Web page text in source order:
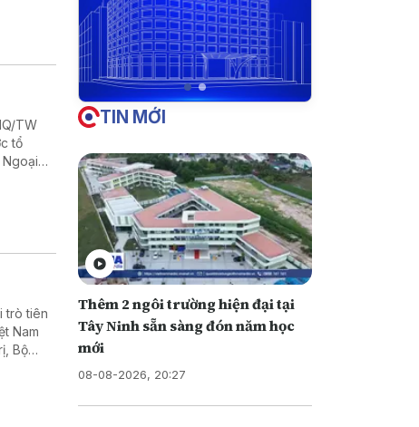
TW
tổ
trò tiên
Nam
Bộ
TIN MỚI
Thêm 2 ngôi trường hiện đại tại
Tây Ninh sẵn sàng đón năm học
mới
08-08-2026, 20:27